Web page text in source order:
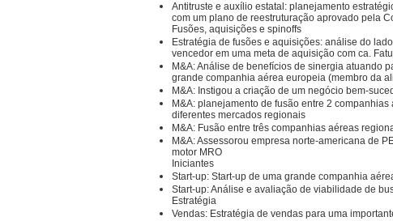
Antitruste e auxílio estatal: planejamento
com um plano de reestruturação aprovado pela
Fusões, aquisições e spinoffs
Estratégia de fusões e aquisições: análise do
vencedor em uma meta de aquisição com ca.
M&A: Análise de benefícios de sinergia atuando
grande companhia aérea europeia (membro da
M&A: Instigou a criação de um negócio bem-
M&A: planejamento de fusão entre 2
diferentes mercados regionais
M&A: Fusão entre três companhias aéreas
M&A: Assessorou empresa norte-americana de
motor MRO
Iniciantes
Start-up: Start-up de uma grande companhia
Start-up: Análise e avaliação de viabilidade de
Estratégia
Vendas: Estratégia de vendas para uma